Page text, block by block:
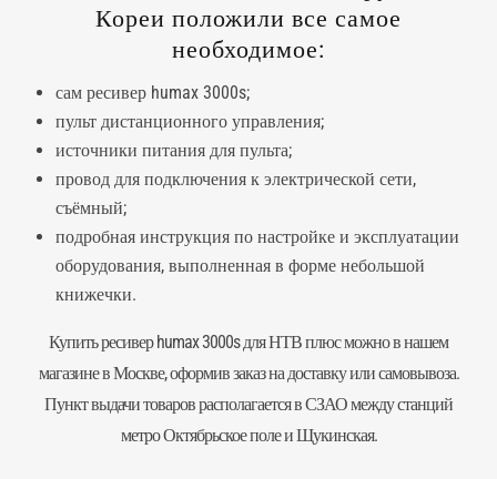
Кореи положили все самое
необходимое:
сам ресивер humax 3000s;
пульт дистанционного управления;
источники питания для пульта;
провод для подключения к электрической сети,
съёмный;
подробная инструкция по настройке и эксплуатации
оборудования, выполненная в форме небольшой
книжечки.
Купить ресивер humax 3000s для НТВ плюс можно в нашем
магазине в Москве, оформив заказ на доставку или самовывоза.
Пункт выдачи товаров располагается в СЗАО между станций
метро Октябрьское поле и Щукинская.